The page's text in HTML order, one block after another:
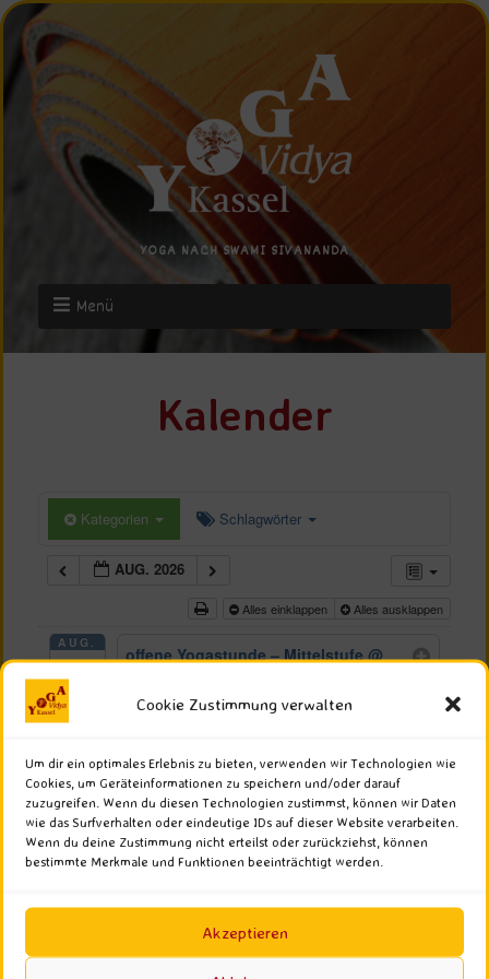
Cookie Zustimmung verwalten
Um dir ein optimales Erlebnis zu bieten, verwenden wir Technologien wie
Cookies, um Geräteinformationen zu speichern und/oder darauf
zuzugreifen. Wenn du diesen Technologien zustimmst, können wir Daten
wie das Surfverhalten oder eindeutige IDs auf dieser Website verarbeiten.
Wenn du deine Zustimmung nicht erteilst oder zurückziehst, können
bestimmte Merkmale und Funktionen beeinträchtigt werden.
Akzeptieren
YOGA NACH SWAMI SIVANANDA
Menü
Kalender
Kategorien Schlagwörter
AUG. 2026
Alles einklappen Alles ausklappen
AUG.
10
2026
offene Yogastunde – Mittelstufe@
Aug. 10 um 17:30 – 19:00
Präventionskurs (August – Oktober
2026)@ Yoga Vidya Kassel
Aug. 10 um 19:30 – 21:00
AUG.
13 Sanfte offene Mittelstufe@ Yoga
Aug. 13 um 17:30 – 19:00
offene Yogastunde – Mittelstufe@